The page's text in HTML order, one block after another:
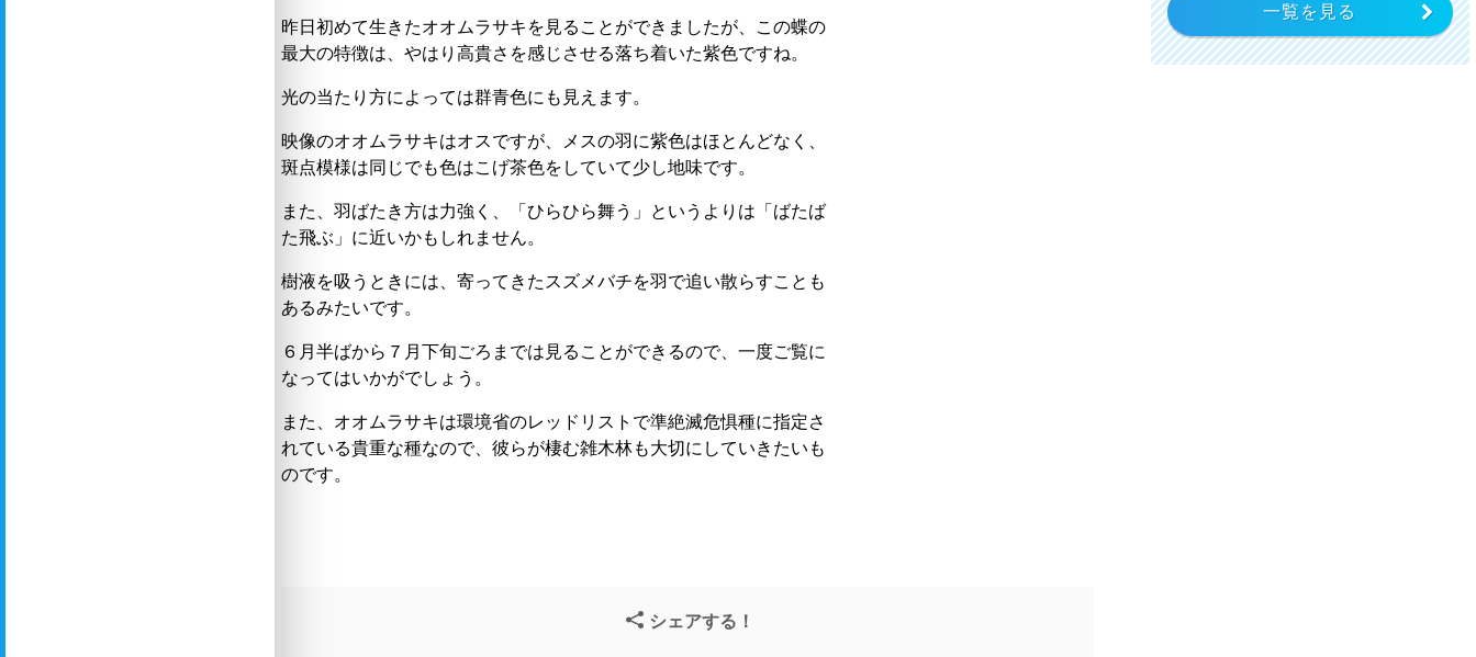
昨日初めて生きたオオムラサキを見ることができましたが、この蝶の
最大の特徴は、やはり高貴さを感じさせる落ち着いた紫色ですね。
光の当たり方によっては群青色にも見えます。
映像のオオムラサキはオスですが、メスの羽に紫色はほとんどなく、
斑点模様は同じでも色はこげ茶色をしていて少し地味です。
また、羽ばたき方は力強く、「ひらひら舞う」というよりは「ばたば
た飛ぶ」に近いかもしれません。
樹液を吸うときには、寄ってきたスズメバチを羽で追い散らすことも
あるみたいです。
６月半ばから７月下旬ごろまでは見ることができるので、一度ご覧に
なってはいかがでしょう。
また、オオムラサキは環境省のレッドリストで準絶滅危惧種に指定さ
れている貴重な種なので、彼らが棲む雑木林も大切にしていきたいも
のです。
シェアする！
一覧を見る